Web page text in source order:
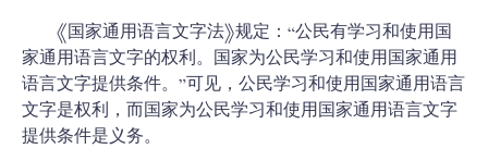
《国家通用语言文字法》规定：“公民有学习和使用国
家通用语言文字的权利。国家为公民学习和使用国家通用
语言文字提供条件。”可见，公民学习和使用国家通用语言
文字是权利，而国家为公民学习和使用国家通用语言文字
提供条件是义务。